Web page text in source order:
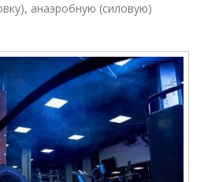
анаэробную (силовую)